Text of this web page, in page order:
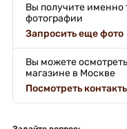
Вы получите именно
фотографии
Запросить еще фото
Вы можете
магазине в Москве
Посмотреть